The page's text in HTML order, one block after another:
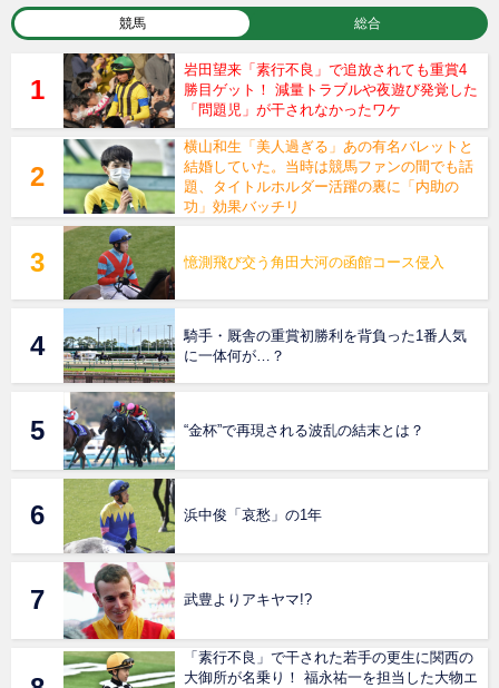
競馬 総合
岩田望来「素行不良」で追放されても重賞4
勝目ゲット！ 減量トラブルや夜遊び発覚した
「問題児」が干されなかったワケ
横山和生「美人過ぎる」あの有名バレットと
結婚していた。当時は競馬ファンの間でも話
題、タイトルホルダー活躍の裏に「内助の
功」効果バッチリ
憶測飛び交う角田大河の函館コース侵入
騎手・厩舎の重賞初勝利を背負った1番人気
に一体何が…？
“金杯”で再現される波乱の結末とは？
浜中俊「哀愁」の1年
武豊よりアキヤマ!?
「素行不良」で干された若手の更生に関西の
大御所が名乗り！ 福永祐一を担当した大物エ